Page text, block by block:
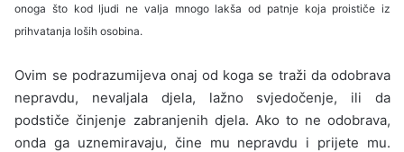
onoga što kod ljudi ne valja mnogo lakša od patnje koja proističe iz
prihvatanja loših osobina.
Ovim se podrazumijeva onaj od koga se traži da odobrava
nepravdu, nevaljala djela, lažno svjedočenje, ili da
podstiče činjenje zabranjenih djela. Ako to ne odobrava,
onda ga uznemiravaju, čine mu nepravdu i prijete mu.